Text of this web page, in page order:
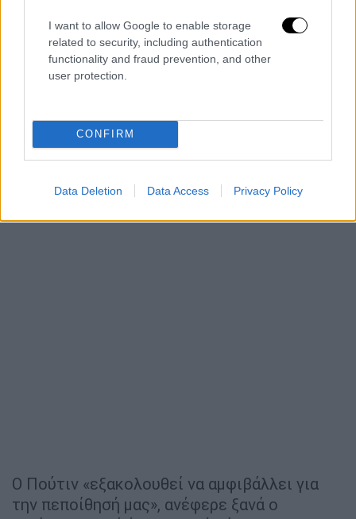
I want to allow Google to enable storage
related to security, including authentication
functionality and fraud prevention, and other
user protection.
CONFIRM
Data Deletion Data Access Privacy Policy
την ένταξη στην ΕΕ".
Η υποστήριξη προς την Ουκρανία
«δεν θα υποχωρήσει»
Ο Πούτιν «εξακολουθεί να αμφιβάλλει για
την πεποίθησή μας», ανέφερε ξανά ο